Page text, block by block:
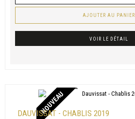
AJOUTER AU PANIER
VOIR LE DÉTAIL
NOUVEAU
DAUVISSAT - CHABLIS 2019